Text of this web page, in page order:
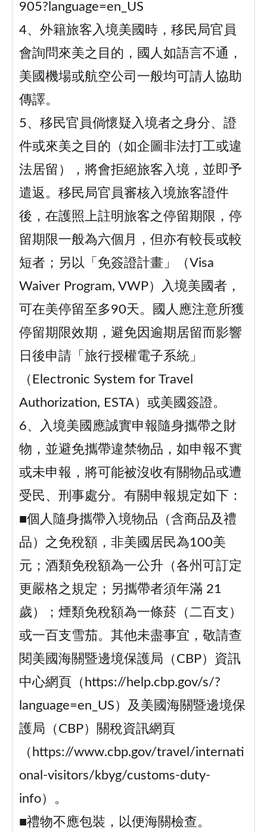
905?language=en_US
4、外籍旅客入境美國時，移民局官員
會詢問來美之目的，國人如語言不通，
美國機場或航空公司一般均可請人協助
傳譯。
5、移民官員倘懷疑入境者之身分、證
件或來美之目的（如企圖非法打工或違
法居留），將會拒絕旅客入境，並即予
遣返。移民局官員審核入境旅客證件
後，在護照上註明旅客之停留期限，停
留期限一般為六個月，但亦有較長或較
短者；另以「免簽證計畫」（Visa
Waiver Program, VWP）入境美國者，
可在美停留至多90天。國人應注意所獲
停留期限效期，避免因逾期居留而影響
日後申請「旅行授權電子系統」
（Electronic System for Travel
Authorization, ESTA）或美國簽證。
6、入境美國應誠實申報隨身攜帶之財
物，並避免攜帶違禁物品，如申報不實
或未申報，將可能被沒收有關物品或遭
受民、刑事處分。有關申報規定如下：
■個人隨身攜帶入境物品（含商品及禮
品）之免稅額，非美國居民為100美
元；酒類免稅額為一公升（各州可訂定
更嚴格之規定；另攜帶者須年滿 21
歲）；煙類免稅額為一條菸（二百支）
或一百支雪茄。其他未盡事宜，敬請查
閱美國海關暨邊境保護局（CBP）資訊
中心網頁（https://help.cbp.gov/s/?
language=en_US）及美國海關暨邊境保
護局（CBP）關稅資訊網頁
（https://www.cbp.gov/travel/internati
onal-visitors/kbyg/customs-duty-
info）。
■禮物不應包裝，以便海關檢查。